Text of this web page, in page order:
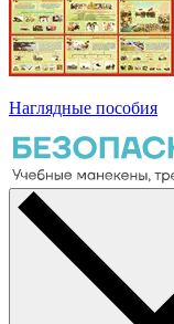
Наглядные пособия